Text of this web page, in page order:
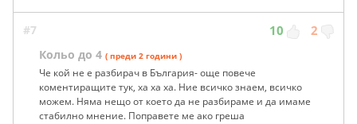
#7 10 2
Кольо до 4 ( преди 2 години )
Че кой не е разбирач в България- още повече
коментиращите тук, ха ха ха. Ние всичко знаем, всичко
можем. Няма нещо от което да не разбираме и да имаме
стабилно мнение. Поправете ме ако греша